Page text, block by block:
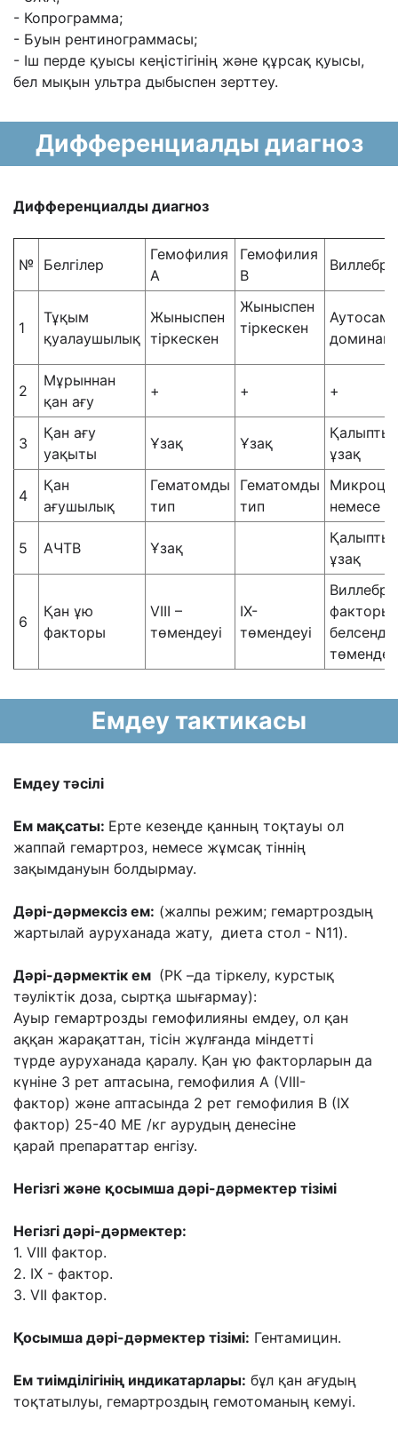
- Копрограмма;
- Буын рентинограммасы;
- Іш перде қуысы кеңістігінің жəне құрсақ қуысы,
бел мықын ультра дыбыспен зерттеу.
Дифференциалды диагноз
Дифференциалды диагноз
№ Белгілер
Гемофилия
А
Гемофилия
В
1
Тұқым
қуалаушылық
Жыныспен
тіркескен
Жыныспен
тіркескен
2
Мұрыннан
қан ағу
+ + +
3
Қан ағу
уақыты
Ұзақ Ұзақ
Қалыпты
ұзақ
4
Қан
ағушылық
Гематомды
тип
Гематомды
тип
немесе
5 АЧТВ Ұзақ
Қалыпты
ұзақ
6
Қан ұю
факторы
VIII –
төмендеуі
IX-
төмендеуі
Емдеу тактикасы
Емдеу тəсілі
Ем мақсаты: Ерте кезеңде қанның тоқтауы ол
жаппай гемартроз, немесе жұмсақ тіннің
зақымдануын болдырмау.
Дəрі-дəрмексіз ем: (жалпы режим; гемартроздың
жартылай ауруханада жату, диета стол - N11).
Дəрі-дəрмектік ем (РК –да тіркелу, курстық
тəуліктік доза, сыртқа шығармау):
Ауыр гемартрозды гемофилияны емдеу, ол қан
аққан жарақаттан, тісін жұлғанда міндетті
түрде ауруханада қаралу. Қан ұю факторларын да
күніне 3 рет аптасына, гемофилия А (VIII-
фактор) жəне аптасында 2 рет гемофилия В (IX
фактор) 25-40 МЕ /кг аурудың денесіне
қарай препараттар енгізу.
Негізгі жəне қосымша дəрі-дəрмектер тізімі
Негізгі дəрі-дəрмектер:
1. VIII фактор.
2. IX - фактор.
3. VII фактор.
Қосымша дəрі-дəрмектер тізімі: Гентамицин.
Ем тиімділігінің индикатарлары: бұл қан ағудың
тоқтатылуы, гемартроздың гемотоманың кемуі.